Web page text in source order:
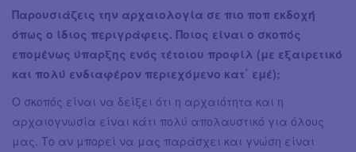
Παρουσιάζεις την αρχαιολογία σε πιο ποπ εκδοχή
όπως ο ίδιος περιγράφεις. Ποιος είναι ο σκοπός
επομένως ύπαρξης ενός τέτοιου προφίλ (με εξαιρετικό
και πολύ ενδιαφέρον περιεχόμενο κατ΄ εμέ);
Ο σκοπός είναι να δείξει ότι η αρχαιότητα και η
αρχαιογνωσία είναι κάτι πολύ απολαυστικό για όλους
μας. Το αν μπορεί να μας παράσχει και γνώση είναι